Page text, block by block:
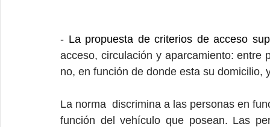
- La propuesta de criterios de acceso
acceso, circulación y aparcamiento: entre
no, en función de donde esta su
La norma  discrimina a las personas en
función del vehículo que posean. Las